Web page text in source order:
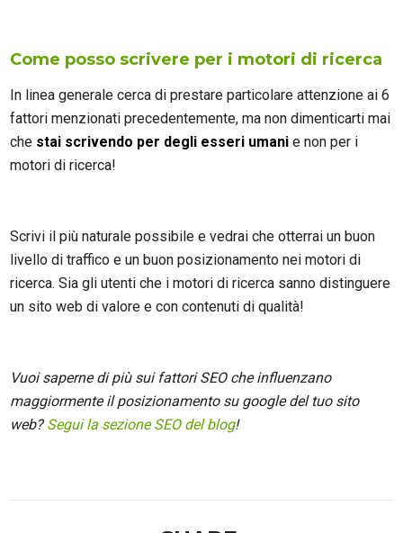
Come posso scrivere per i motori di ricerca
In linea generale cerca di prestare particolare attenzione ai 6
fattori menzionati precedentemente, ma non dimenticarti mai
che stai scrivendo per degli esseri umani e non per i
motori di ricerca!
Scrivi il più naturale possibile e vedrai che otterrai un buon
livello di traffico e un buon posizionamento nei motori di
ricerca. Sia gli utenti che i motori di ricerca sanno distinguere
un sito web di valore e con contenuti di qualità!
Vuoi saperne di più sui fattori SEO che influenzano
maggiormente il posizionamento su google del tuo sito
web?Segui la sezione SEO del blog!